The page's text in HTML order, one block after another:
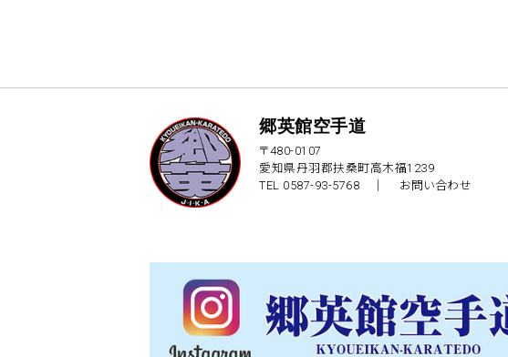
郷英館空手道
〒480-0107
愛知県丹羽郡扶桑町高木福1239
TEL 0587-93-5768 ｜
お問い合わせ